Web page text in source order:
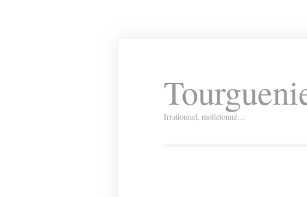
Irrationnel, molletonné…